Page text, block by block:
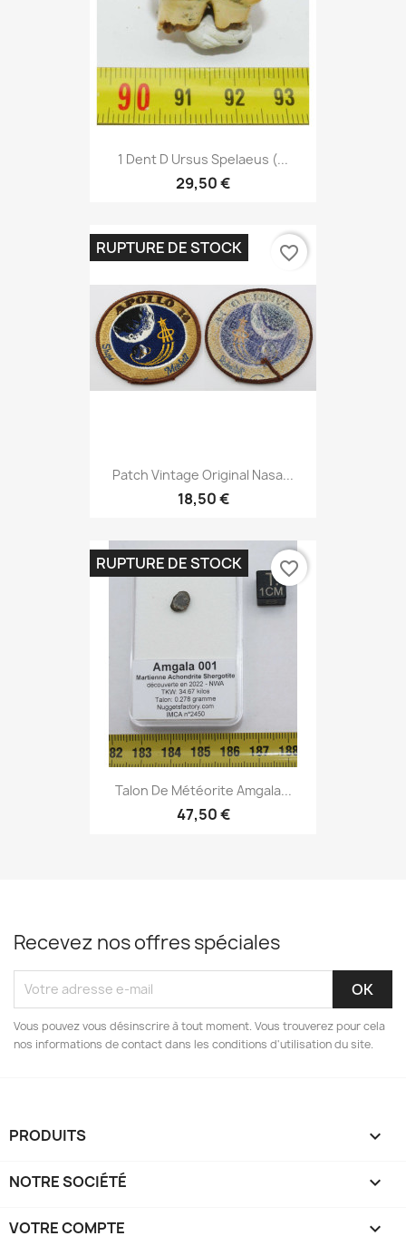
1 Dent D Ursus Spelaeus (...
29,50 €
Patch Vintage Original Nasa...
18,50 €
RUPTURE DE STOCK favorite_border
Talon De Météorite Amgala...
47,50 €
RUPTURE DE STOCK favorite_border
Recevez nos offres spéciales
Vous pouvez vous désinscrire à tout moment. Vous trouverez pour cela
nos informations de contact dans les conditions d'utilisation du site.
PRODUITS 
NOTRE SOCIÉTÉ 
VOTRE COMPTE 